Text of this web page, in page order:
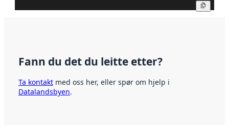
Fann du det du leitte etter?
Ta kontakt med oss her, eller spør om hjelp i
Datalandsbyen.